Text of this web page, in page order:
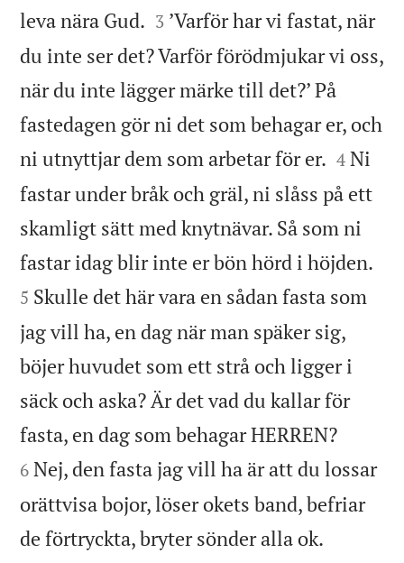
leva nära Gud. 

3 ’Varför har vi fastat, när
du inte ser det? Varför förödmjukar vi oss,
när du inte lägger märke till det?’ På
fastedagen gör ni det som behagar er, och
ni utnyttjar dem som arbetar för er. 

4 Ni
fastar under bråk och gräl, ni slåss på ett
skamligt sätt med knytnävar. Så som ni
fastar idag blir inte er bön hörd i höjden.
5 Skulle det här vara en sådan fasta som
jag vill ha, en dag när man späker sig,
böjer huvudet som ett strå och ligger i
säck och aska? Är det vad du kallar för
fasta, en dag som behagar HERREN?
6 Nej, den fasta jag vill ha är att du lossar
orättvisa bojor, löser okets band, befriar
de förtryckta, bryter sönder alla ok.